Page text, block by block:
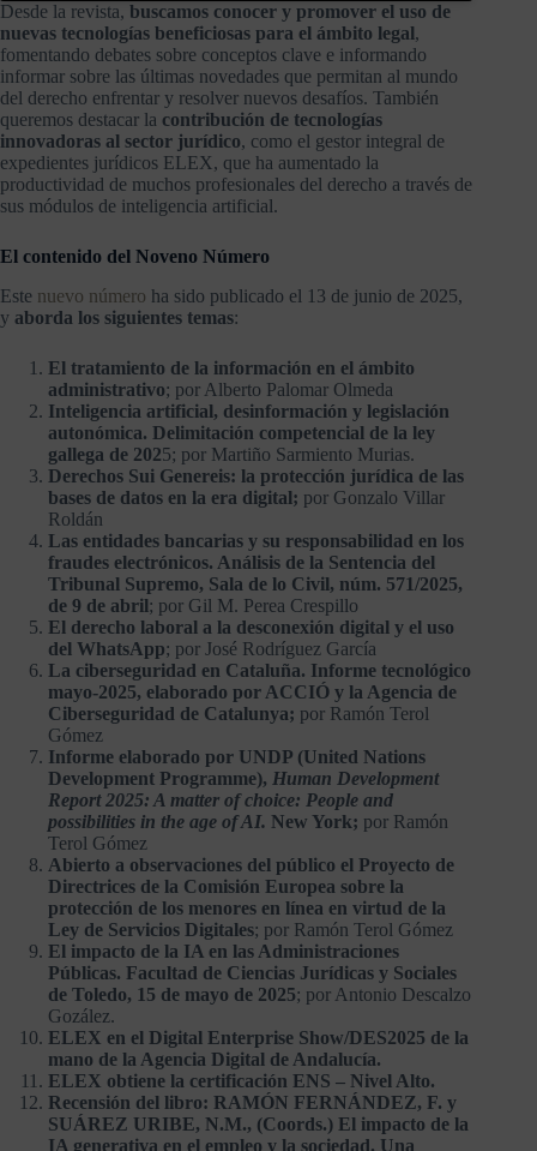
Desde la revista, buscamos conocer y promover el uso de
nuevas tecnologías beneficiosas para el ámbito legal,
fomentando debates sobre conceptos clave e informando
informar sobre las últimas novedades que permitan al mundo
del derecho enfrentar y resolver nuevos desafíos. También
queremos destacar la contribución de tecnologías
innovadoras al sector jurídico, como el gestor integral de
expedientes jurídicos ELEX, que ha aumentado la
productividad de muchos profesionales del derecho a través de
sus módulos de inteligencia artificial.
El contenido del Noveno Número
Este nuevo número ha sido publicado el 13 de junio de 2025,
y aborda los siguientes temas:
El tratamiento de la información en el ámbito
administrativo; por Alberto Palomar Olmeda
Inteligencia artificial, desinformación y legislación
autonómica. Delimitación competencial de la ley
gallega de 2025; por Martiño Sarmiento Murias.
Derechos Sui Genereis: la protección jurídica de las
bases de datos en la era digital; por Gonzalo Villar
Roldán
Las entidades bancarias y su responsabilidad en los
fraudes electrónicos. Análisis de la Sentencia del
Tribunal Supremo, Sala de lo Civil, núm. 571/2025,
de 9 de abril; por Gil M. Perea Crespillo
El derecho laboral a la desconexión digital y el uso
del WhatsApp; por José Rodríguez García
La ciberseguridad en Cataluña. Informe tecnológico
mayo-2025, elaborado por ACCIÓ y la Agencia de
Ciberseguridad de Catalunya; por Ramón Terol
Gómez
Informe elaborado por UNDP (United Nations
Development Programme), Human Development
Report 2025: A matter of choice: People and
possibilities in the age of AI. New York; por Ramón
Terol Gómez
Abierto a observaciones del público el Proyecto de
Directrices de la Comisión Europea sobre la
protección de los menores en línea en virtud de la
Ley de Servicios Digitales; por Ramón Terol Gómez
El impacto de la IA en las Administraciones
Públicas. Facultad de Ciencias Jurídicas y Sociales
de Toledo, 15 de mayo de 2025; por Antonio Descalzo
Gozález.
ELEX en el Digital Enterprise Show/DES2025 de la
mano de la Agencia Digital de Andalucía.
ELEX obtiene la certificación ENS – Nivel Alto.
Recensión del libro: RAMÓN FERNÁNDEZ, F. y
SUÁREZ URIBE, N.M., (Coords.) El impacto de la
IA generativa en el empleo y la sociedad. Una